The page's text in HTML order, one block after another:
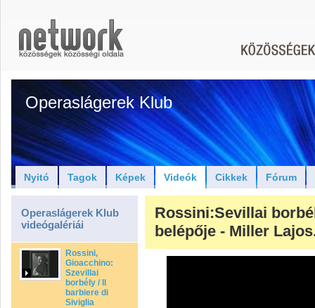
Operaslágerek Klub
Nyitó Tagok Képek Videók Cikkek Fórum
Operaslágerek Klub
videógalériái
Rossini,
Gioacchino:
Szevillai
borbély / Il
barbiere di
Siviglia
Rossini:Sevillai
belépője - Miller